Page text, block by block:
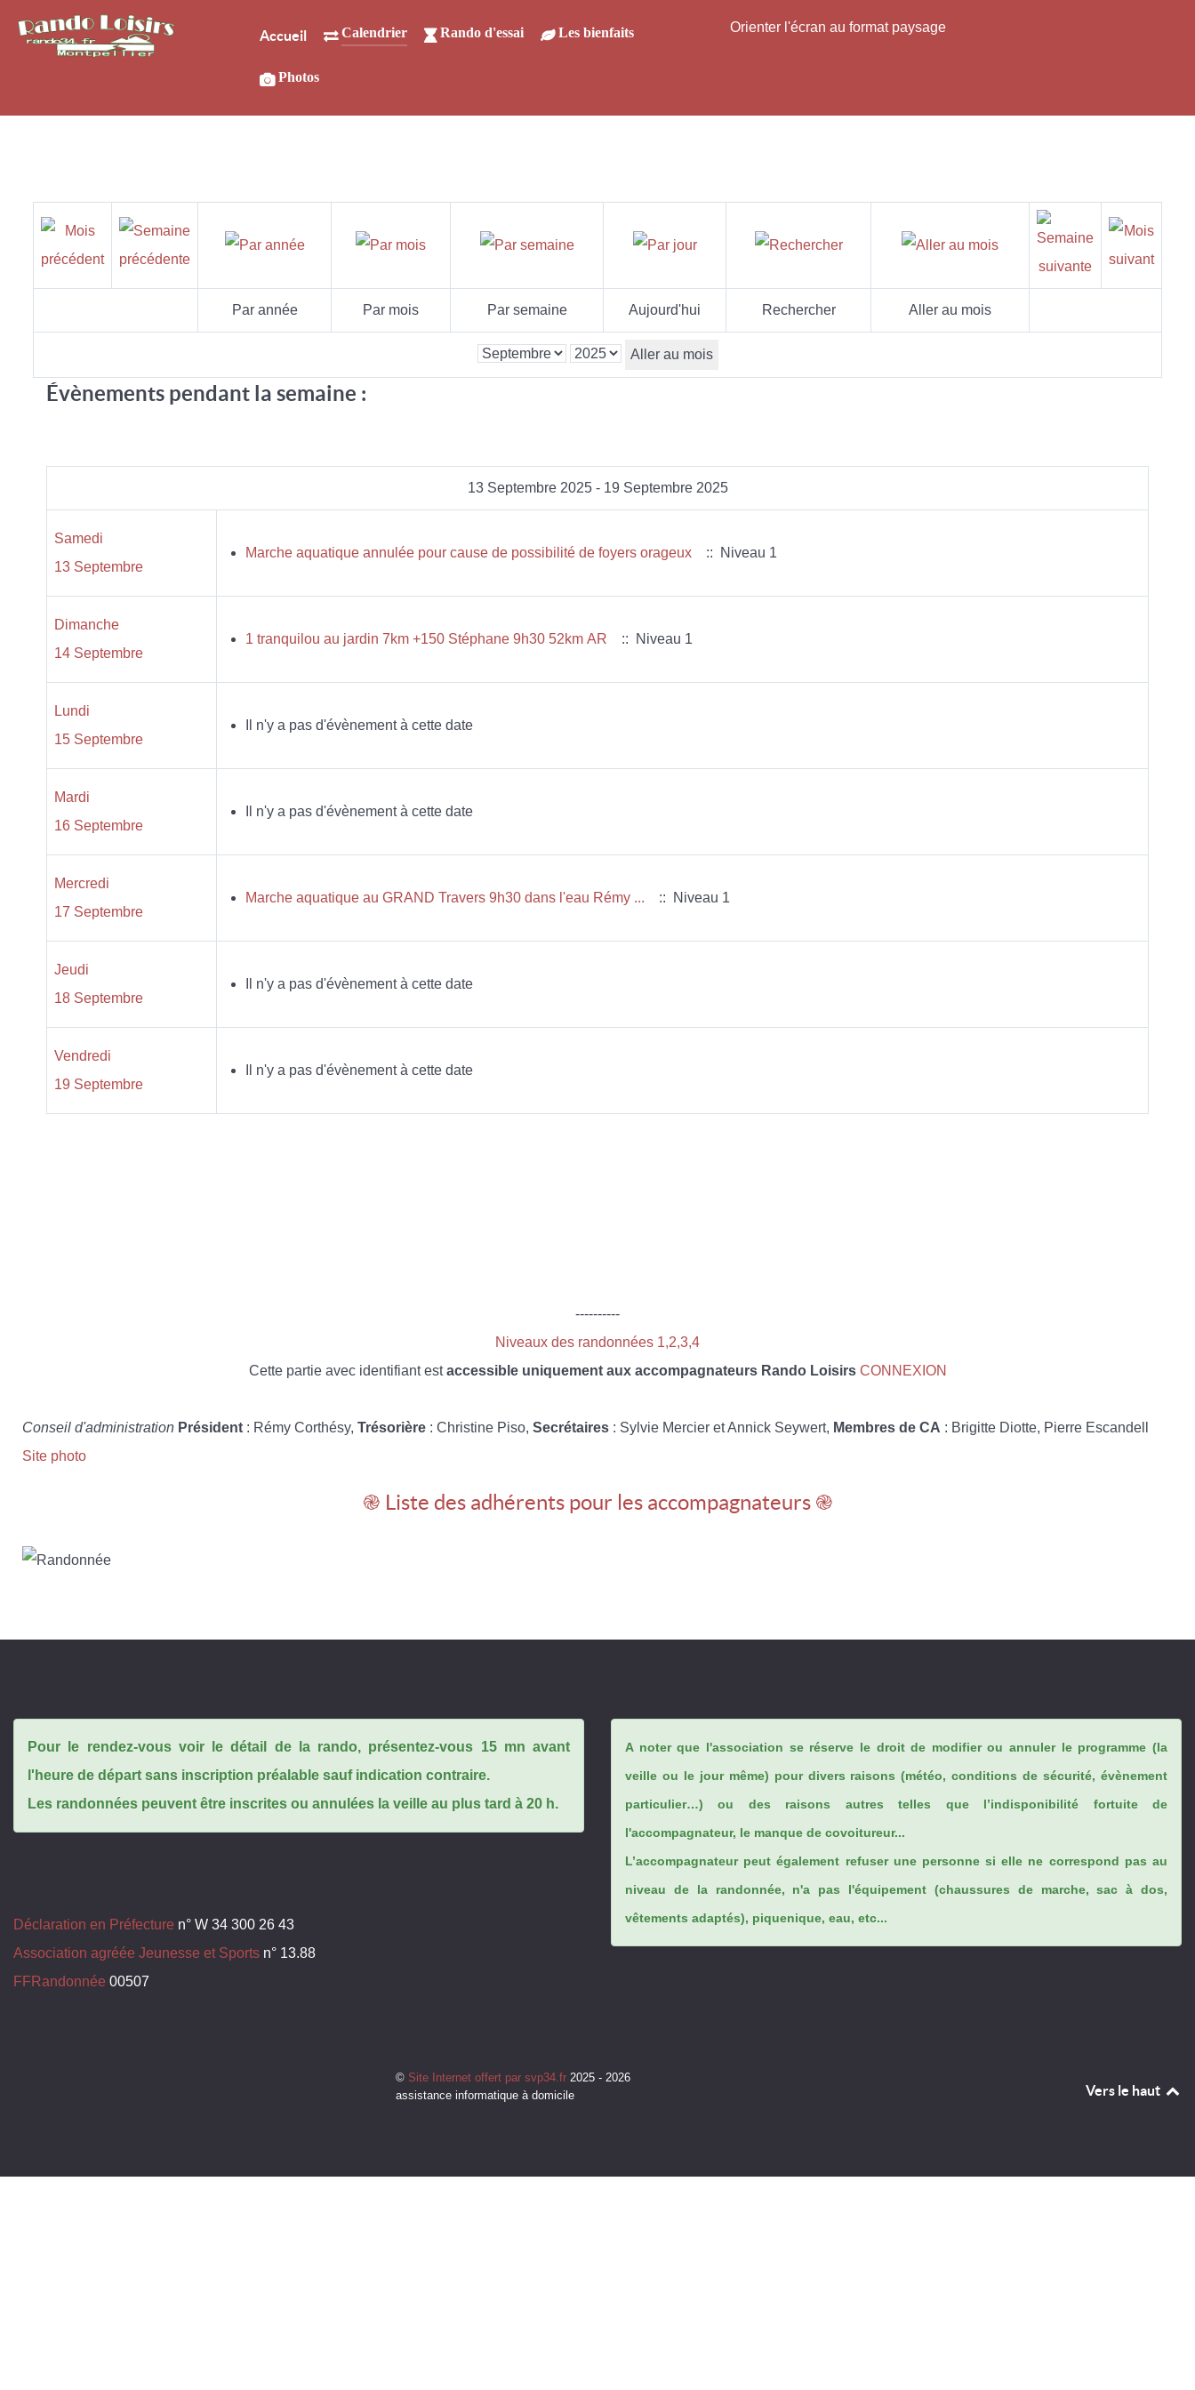
Accueil Calendrier Rando d'essai Les bienfaits
Photos
Orienter l'écran au format paysage
Par année Par mois Par semaine Aujourd'hui Rechercher Aller au mois
Aller au mois
Évènements pendant la semaine :
13 Septembre 2025 - 19 Septembre 2025
Samedi
13 Septembre
Marche aquatique annulée pour cause de possibilité de foyers orageux :: Niveau 1
Dimanche
14 Septembre
1 tranquilou au jardin 7km +150 Stéphane 9h30 52km AR :: Niveau 1
Lundi
15 Septembre
Il n'y a pas d'évènement à cette date
Mardi
16 Septembre
Il n'y a pas d'évènement à cette date
Mercredi
17 Septembre
Marche aquatique au GRAND Travers 9h30 dans l'eau Rémy ... :: Niveau 1
Jeudi
18 Septembre
Il n'y a pas d'évènement à cette date
Vendredi
19 Septembre
Il n'y a pas d'évènement à cette date
----------
Niveaux des randonnées 1,2,3,4
Cette partie avec identifiant estaccessible uniquement aux accompagnateurs Rando Loisirs CONNEXION
Conseil d'administration Président : Rémy Corthésy, Trésorière : Christine Piso, Secrétaires : Sylvie Mercier et Annick Seywert, Membres de CA : Brigitte Diotte, Pierre Escandell
Site photo
֎ Liste des adhérents pour les accompagnateurs ֎
Pour le rendez-vous voir le détail de la rando, présentez-vous 15 mn avant
l'heure de départ sans inscription préalable sauf indication contraire.
Les randonnées peuvent être inscrites ou annulées la veille au plus tard à 20 h.
Déclaration en Préfecture n° W 34 300 26 43
Association agréée Jeunesse et Sports n° 13.88
FFRandonnée 00507
A noter que l'association se réserve le droit de modifier ou annuler le programme (la
veille ou le jour même) pour divers raisons (météo, conditions de sécurité, évènement
particulier…) ou des raisons autres telles que l’indisponibilité fortuite de
l'accompagnateur, le manque de covoitureur...
L’accompagnateur peut également refuser une personne si elle ne correspond pas au
niveau de la randonnée, n'a pas l'équipement (chaussures de marche, sac à dos,
vêtements adaptés), piquenique, eau, etc...
© Site Internet offert par svp34.fr 2025 - 2026
assistance informatique à domicile
Vers le haut